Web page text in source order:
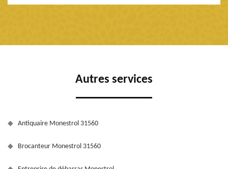
Autres services
Antiquaire Monestrol 31560
Brocanteur Monestrol 31560